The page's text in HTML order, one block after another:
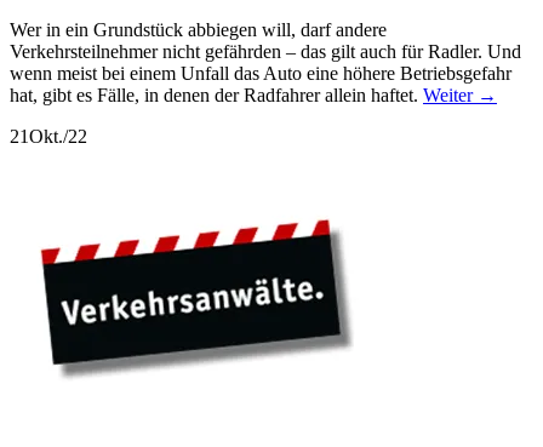
Wer in ein Grundstück abbiegen will, darf andere
Verkehrsteilnehmer nicht gefährden – das gilt auch für Radler. Und
wenn meist bei einem Unfall das Auto eine höhere Betriebsgefahr
hat, gibt es Fälle, in denen der Radfahrer allein haftet. Weiter →
21Okt./22